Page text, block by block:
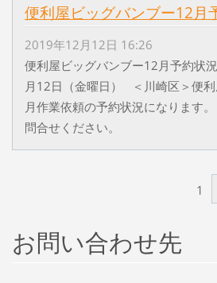
便利屋ビッグバンブー12月
2019年12月12日 16:26
便利屋ビッグバンブー12月予約状
月12日（金曜日） ＜川崎区＞便
月作業依頼の予約状況になります
問合せください。
1
お問い合わせ先